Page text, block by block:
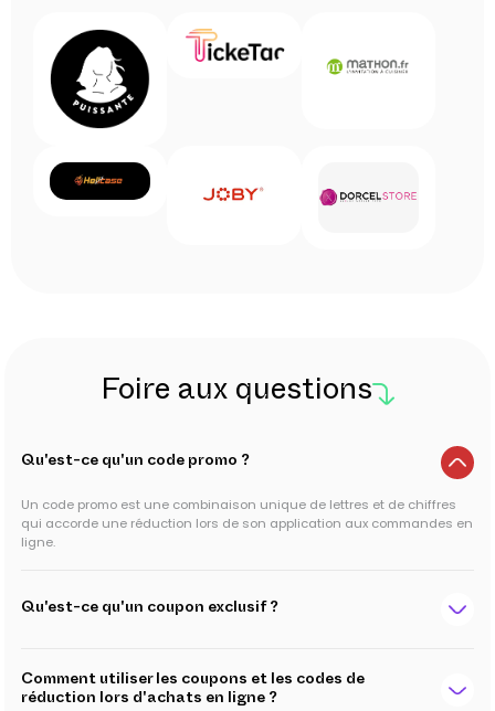
Foire aux questions
Qu'est-ce qu'un code promo ?
Un code promo est une combinaison unique de lettres et de chiffres
qui accorde une réduction lors de son application aux commandes en
ligne.
Qu'est-ce qu'un coupon exclusif ?
Comment utiliser les coupons et les codes de
réduction lors d'achats en ligne ?